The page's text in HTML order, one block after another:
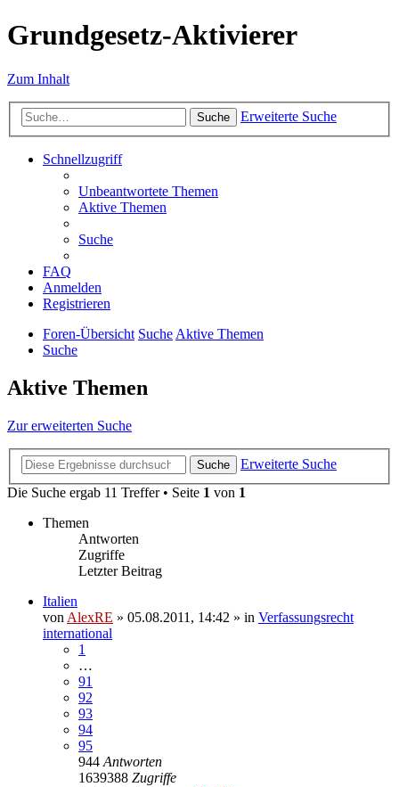
Grundgesetz-Aktivierer
Zum Inhalt
Suche Erweiterte Suche
Schnellzugriff
Unbeantwortete Themen
Aktive Themen
Suche
FAQ
Anmelden
Registrieren
Foren-Übersicht SucheAktive Themen
Suche
Aktive Themen
Zur erweiterten Suche
Suche
Erweiterte Suche
Die Suche ergab 11 Treffer • Seite 1 von 1
Themen
Antworten
Zugriffe
Letzter Beitrag
Italien
von AlexRE » 05.08.2011, 14:42 » in Verfassungsrecht
international
1
…
91
92
93
94
95
944 Antworten
1639388 Zugriffe